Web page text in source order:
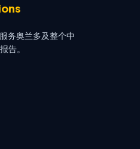
务奥兰多及整个中
告。